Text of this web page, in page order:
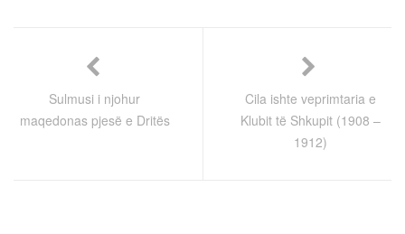
Sulmusi i njohur
maqedonas pjesë e Dritës
Cila ishte veprimtaria e
Klubit të Shkupit (1908 –
1912)